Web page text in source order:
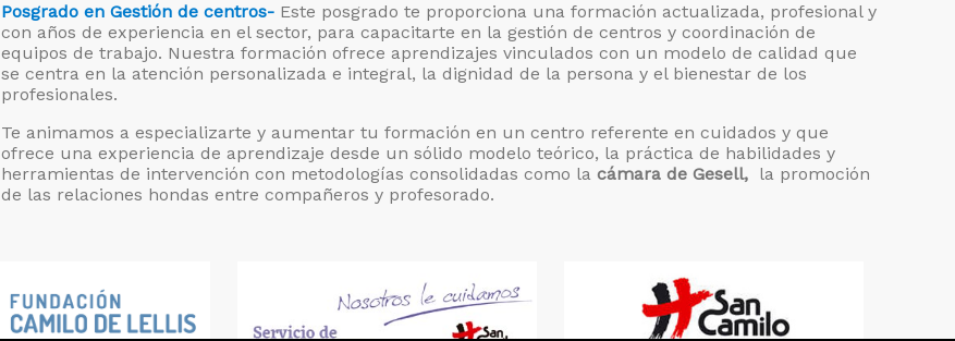
Posgrado en Gestión de centros- Este posgrado te proporciona una formación actualizada, profesional y
con años de experiencia en el sector, para capacitarte en la gestión de centros y coordinación de
equipos de trabajo. Nuestra formación ofrece aprendizajes vinculados con un modelo de calidad que
se centra en la atención personalizada e integral, la dignidad de la persona y el bienestar de los
profesionales.
Te animamos a especializarte y aumentar tu formación en un centro referente en cuidados y que
ofrece una experiencia de aprendizaje desde un sólido modelo teórico, la práctica de habilidades y
herramientas de intervención con metodologías consolidadas como la cámara de Gesell, la promoción
de las relaciones hondas entre compañeros y profesorado.